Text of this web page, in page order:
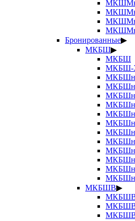
Бронированные▶
МКБШ▶
МКБШ
МКБШ-
МКБШВ▶